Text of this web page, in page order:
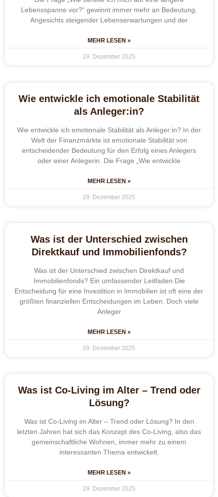
Lebensspanne vor?“ gewinnt immer mehr an Bedeutung.
Angesichts steigender Lebenserwartungen und der
MEHR LESEN »
29. Dezember 2025
Wie entwickle ich emotionale Stabilität
als Anleger:in?
Wie entwickle ich emotionale Stabilität als Anleger:in? In der
Welt der Finanzmärkte ist emotionale Stabilität von
entscheidender Bedeutung für den Erfolg eines Anlegers
oder einer Anlegerin. Die Frage „Wie entwickle
MEHR LESEN »
29. Dezember 2025
Was ist der Unterschied zwischen
Direktkauf und Immobilienfonds?
Was ist der Unterschied zwischen Direktkauf und
Immobilienfonds? Ein umfassender Leitfaden Die
Entscheidung für eine Investition in Immobilien ist oft eine der
größten finanziellen Entscheidungen im Leben. Doch viele
Anleger
MEHR LESEN »
29. Dezember 2025
Was ist Co-Living im Alter – Trend oder
Lösung?
Was ist Co-Living im Alter – Trend oder Lösung? In den
letzten Jahren hat sich das Konzept des Co-Living, also das
gemeinschaftliche Wohnen, immer mehr zu einem
interessanten Thema entwickelt.
MEHR LESEN »
29. Dezember 2025